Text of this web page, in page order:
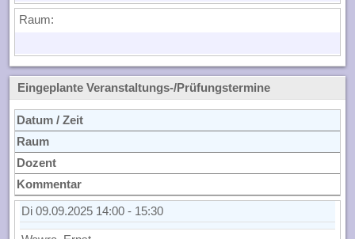
Raum:
Eingeplante Veranstaltungs-/Prüfungstermine
Datum / Zeit
Raum
Dozent
Kommentar
Di 09.09.2025 14:00 - 15:30